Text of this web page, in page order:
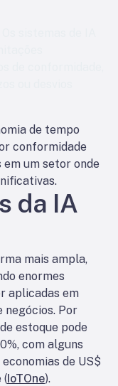
de tempo
conformidade
um setor onde
da IA
mais ampla,
enormes
aplicadas em
Por
estoque pode
com alguns
de US$
(IoTOne).